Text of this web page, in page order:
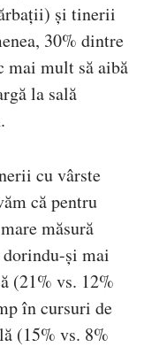
și tinerii
30% dintre
mai mult să aibă
la sală
cu vârste
că pentru
măsură
dorindu-și mai
(21% vs. 12%
în cursuri de
(15% vs. 8%